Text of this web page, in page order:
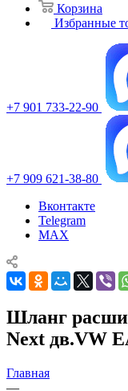
Корзина
Избранные
+7 901 733-22-90
+7 909 621-38-80
Вконтакте
Telegram
MAX
Шланг
Next дв.VW
Главная
—